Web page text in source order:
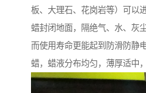
板、大理石、花岗岩等）可以
蜡封闭地面，隔绝气、水、灰
而使用寿命更能起到防滑防静
蜡，蜡液分布均匀，薄厚适中